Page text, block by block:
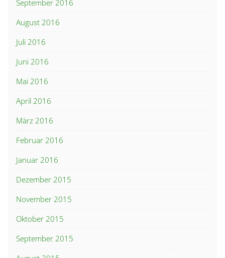
September 2016
August 2016
Juli 2016
Juni 2016
Mai 2016
April 2016
März 2016
Februar 2016
Januar 2016
Dezember 2015
November 2015
Oktober 2015
September 2015